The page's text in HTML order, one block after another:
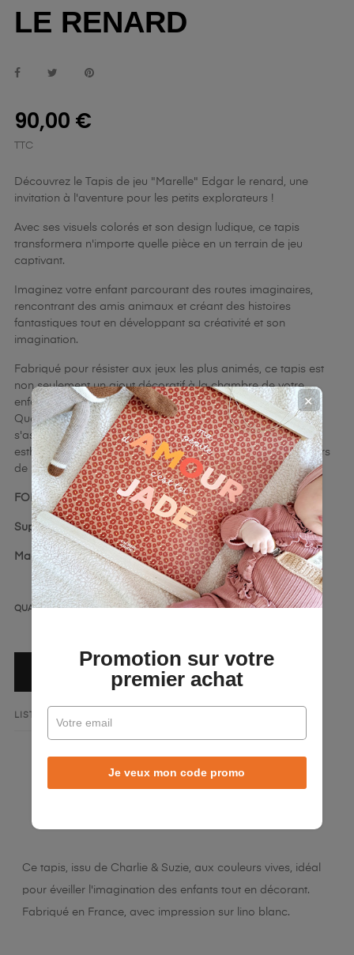
LE RENARD
90,00 €
TTC
Découvrez le Tapis de jeu "Marelle" Edgar le renard, une
invitation à l'aventure pour les petits explorateurs !
Avec ses visuels colorés et son design ludique, ce tapis
transformera n'importe quelle pièce en un terrain de jeu
captivant.
Imaginez votre enfant parcourant des routes imaginaires,
rencontrant des amis animaux et créant des histoires
fantastiques tout en développant sa créativité et son
imagination.
Fabriqué pour résister aux jeux les plus animés, ce tapis est
non seulement un ajout décoratif à la chambre de votre
enfant, mais aussi un espace sûr et confortable pour jouer.
Que ce soit pour une partie de petites voitures ou pour
s'asseoir avec un livre, faites le choix d'un produit qui allie
esthétique et fonctionnalité, et offrez à votre enfant un univers
de jeu inoubliable !
FORMAT :(L x H) 80 x 150 cm
Support : Lino blanc 1000g/m²
Made in France
QUANTITÉ
AJOUTER AU PANIER
LISTE DE SOUHAITS
Ce tapis, issu de Charlie & Suzie, aux couleurs vives, idéal
pour éveiller l'imagination des enfants tout en décorant.
Fabriqué en France, avec impression sur lino blanc.
Promotion sur votre
premier achat
Je veux mon code promo
✕